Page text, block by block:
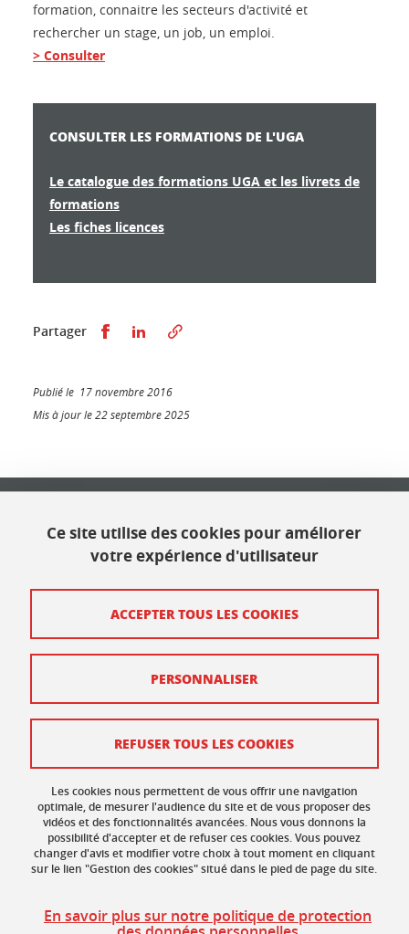
formation, connaitre les secteurs d'activité et
rechercher un stage, un job, un emploi.
> Consulter
CONSULTER LES FORMATIONS DE L'UGA
Le catalogue des formations UGA et les livrets de
formations
Les fiches licences
Partager Partager sur Facebook
Partager sur LinkedIn
Publié le 17 novembre 2016
Mis à jour le 22 septembre 2025
621 avenue Centrale
38400 Saint Martin d'Hères
Plan du site
Données personnelles
Gestion des cookies
Accessibilité : non conforme
Ce site utilise des cookies pour améliorer
votre expérience d'utilisateur
Les cookies nous permettent de vous offrir une navigation
optimale, de mesurer l'audience du site et de vous proposer des
vidéos et des fonctionnalités avancées. Nous vous donnons la
possibilité d'accepter et de refuser ces cookies. Vous pouvez
changer d'avis et modifier votre choix à tout moment en cliquant
sur le lien "Gestion des cookies" situé dans le pied de page du site.
En savoir plus sur notre politique de protection
ACCEPTER TOUS LES COOKIES
REFUSER TOUS LES COOKIES
PERSONNALISER